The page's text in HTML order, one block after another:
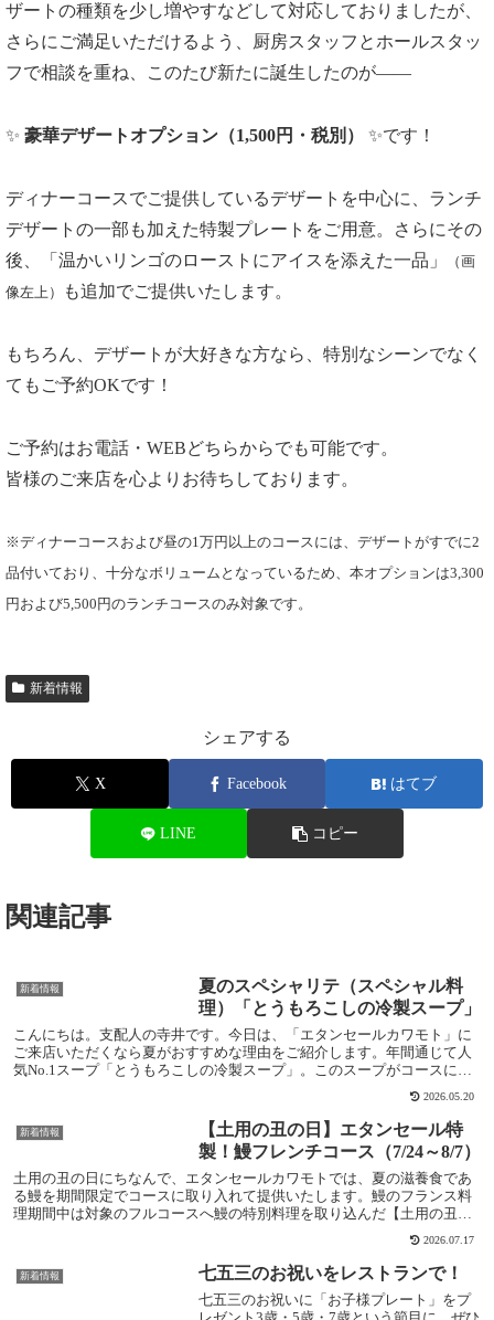
ザートの種類を少し増やすなどして対応しておりましたが、
さらにご満足いただけるよう、厨房スタッフとホールスタッ
フで相談を重ね、このたび新たに誕生したのが——
✨ 豪華デザートオプション（1,500円・税別） ✨です！
ディナーコースでご提供しているデザートを中心に、ランチ
デザートの一部も加えた特製プレートをご用意。さらにその
後、「温かいリンゴのローストにアイスを添えた一品」
（画
像左上）
も追加でご提供いたします。
もちろん、デザートが大好きな方なら、特別なシーンでなく
てもご予約OKです！
ご予約はお電話・WEBどちらからでも可能です。
皆様のご来店を心よりお待ちしております。
※ディナーコースおよび昼の1万円以上のコースには、デザートがすでに2
品付いており、十分なボリュームとなっているため、本オプションは3,300
円および5,500円のランチコースのみ対象です。
新着情報
シェアする
X Facebook はてブ
LINE コピー
関連記事
新着情報
夏のスペシャリテ（スペシャル料
理）「とうもろこしの冷製スープ」
こんにちは。支配人の寺井です。今日は、「エタンセールカワモト」に
ご来店いただくなら夏がおすすめな理由をご紹介します。年間通じて人
気No.1スープ「とうもろこしの冷製スープ」。このスープがコースに含
2026.05.20
新着情報
【土用の丑の日】エタンセール特
製！鰻フレンチコース（7/24～8/7）
土用の丑の日にちなんで、エタンセールカワモトでは、夏の滋養食であ
る鰻を期間限定でコースに取り入れて提供いたします。鰻のフランス料
理期間中は対象のフルコースへ鰻の特別料理を取り込んだ【土用の丑の
2026.07.17
新着情報 七五三のお祝いをレストランで！
七五三のお祝いに「お子様プレート」をプ